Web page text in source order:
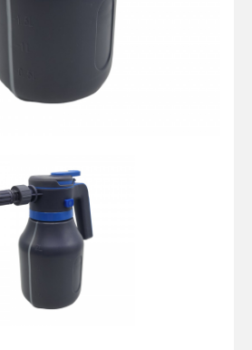
транспорт
знаки и светоотражатели
соединения
и
и тросы